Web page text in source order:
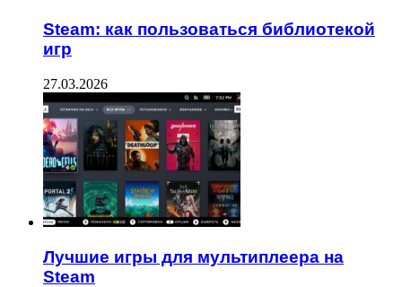
Steam: как пользоваться библиотекой
игр
27.03.2026
Лучшие игры для мультиплеера на
Steam